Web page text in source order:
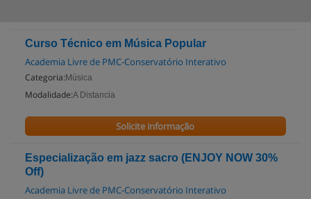
Curso Técnico em Música Popular
Academia Livre de PMC-Conservatório Interativo
Categoria: Música
Modalidade:A Distancia
Solicite informação
Especialização em jazz sacro (ENJOY NOW 30%
Off)
Academia Livre de PMC-Conservatório Interativo